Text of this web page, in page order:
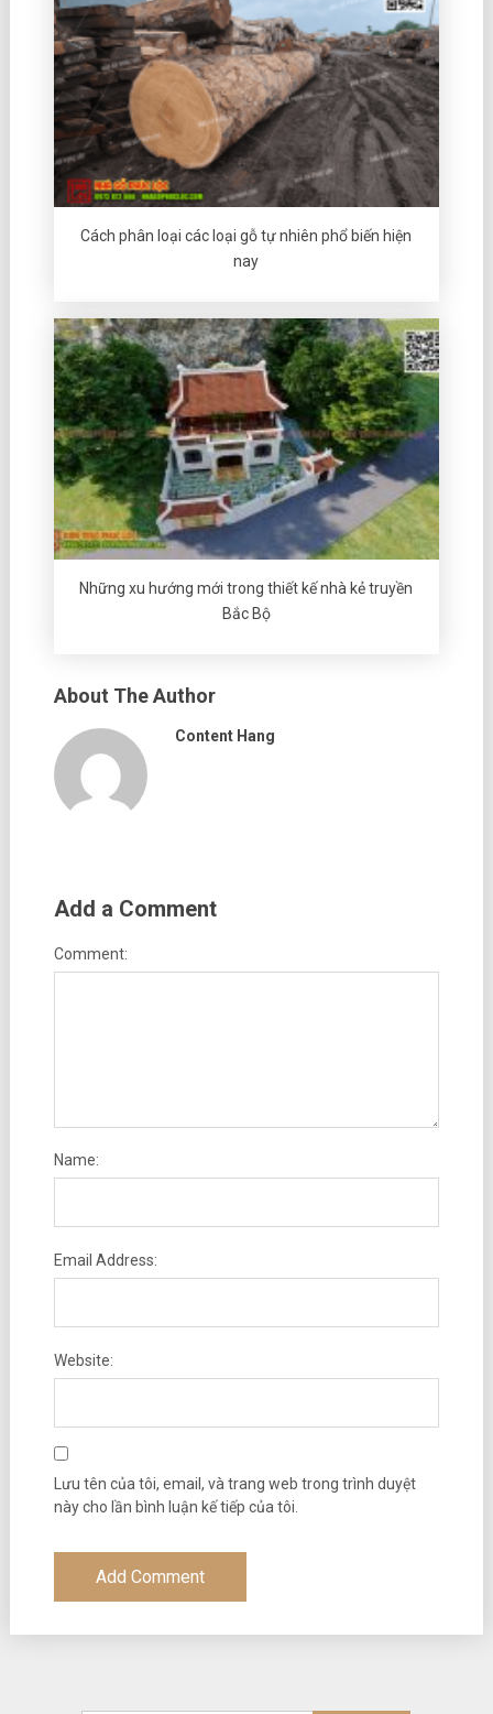
Cách phân loại các loại gỗ tự nhiên phổ biến hiện
nay
Những xu hướng mới trong thiết kế nhà kẻ truyền
Bắc Bộ
About The Author
Content Hang
Add a Comment
Comment:
Name:
Email Address:
Website:
Lưu tên của tôi, email, và trang web trong trình duyệt
này cho lần bình luận kế tiếp của tôi.